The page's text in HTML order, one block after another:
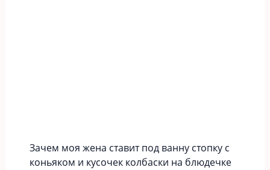
Зачем моя жена ставит под ванну стопку с
коньяком и кусочек колбаски на блюдечке